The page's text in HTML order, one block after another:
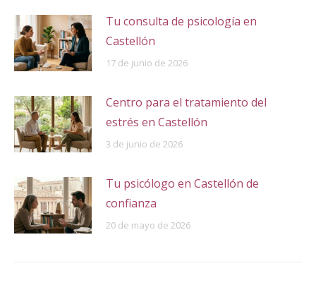
Tu consulta de psicología en
Castellón
17 de junio de 2026
Centro para el tratamiento del
estrés en Castellón
3 de junio de 2026
Tu psicólogo en Castellón de
confianza
20 de mayo de 2026